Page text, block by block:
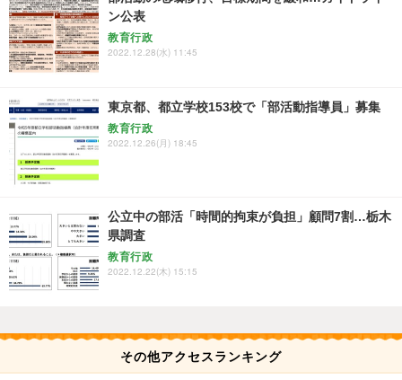
ン公表
教育行政
2022.12.28(水) 11:45
東京都、都立学校153校で「部活動指導員」募集
教育行政
2022.12.26(月) 18:45
公立中の部活「時間的拘束が負担」顧問7割…栃木
県調査
教育行政
2022.12.22(木) 15:15
その他アクセスランキング